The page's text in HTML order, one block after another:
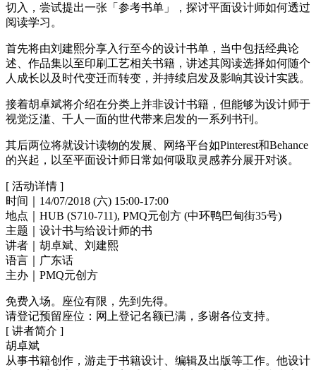
切入，尝试提出一张「参考书单」，探讨平面设计师如何透过
阅读学习。
首先将由刘建熙分享入行至今的设计书单，当中包括经典论
述、作品集以至印刷工艺相关书籍，讲述其阅读选择如何随个
人成长以及时代变迁而转变，并持续启发及影响其设计实践。
接着胡卓斌将介绍在分类上并非设计书籍，但能够为设计师于
视觉泛滥、千人一面的世代带来启发的一系列书刊。
其后两位将就设计读物的发展、网络平台如Pinterest和Behance
的兴起，以至平面设计师日常如何吸取灵感养分展开对谈。
[ 活动详情 ]
时间｜14/07/2018 (六) 15:00-17:00
地点｜HUB (S710-711), PMQ元创方 (中环鸭巴甸街35号)
主题｜设计书与给设计师的书
讲者｜胡卓斌、刘建熙
语言｜广东话
主办｜PMQ元创方
免费入场。座位有限，先到先得。
请登记预留座位：网上登记名额已满，多谢各位支持。
[ 讲者简介 ]
胡卓斌
从事书籍创作，游走于书籍设计、编辑及出版等工作。他设计